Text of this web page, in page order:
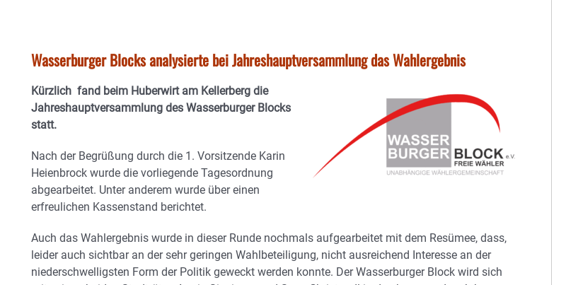
Wasserburger Blocks analysierte bei Jahreshauptversammlung das Wahlergebnis
Kürzlich fand beim Huberwirt am Kellerberg die
Jahreshauptversammlung des Wasserburger Blocks
statt.
Nach der Begrüßung durch die 1. Vorsitzende Karin
Heienbrock wurde die vorliegende Tagesordnung
abgearbeitet. Unter anderem wurde über einen
erfreulichen Kassenstand berichtet.
Auch das Wahlergebnis wurde in dieser Runde nochmals aufgearbeitet mit dem Resümee, dass,
leider auch sichtbar an der sehr geringen Wahlbeteiligung, nicht ausreichend Interesse an der
niederschwelligsten Form der Politik geweckt werden konnte. Der Wasserburger Block wird sich